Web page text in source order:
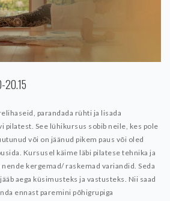
20.15
parandada rühti ja lisada
pilatest. See lühikursus sobib neile, kes pole
või on jäänud pikem paus või oled
Kursusel käime läbi pilatese tehnika ja
kergemad/ raskemad variandid. Seda
aega küsimusteks ja vastusteks. Nii saad
ennast paremini põhigrupiga